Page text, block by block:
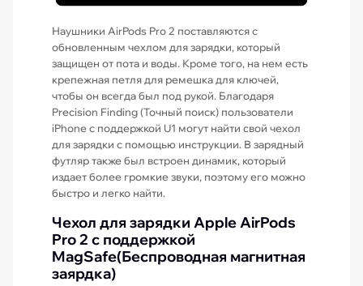
Наушники AirPods Pro 2 поставляются с
обновленным чехлом для зарядки, который
защищен от пота и воды. Кроме того, на нем есть
крепежная петля для ремешка для ключей,
чтобы он всегда был под рукой. Благодаря
Precision Finding (Точный поиск) пользователи
iPhone с поддержкой U1 могут найти свой чехол
для зарядки с помощью инструкции. В зарядный
футляр также был встроен динамик, который
издает более громкие звуки, поэтому его можно
быстро и легко найти.
Чехол для зарядки Apple AirPods
Pro 2 с поддержкой
MagSafe(Беспроводная магнитная
заярдка)